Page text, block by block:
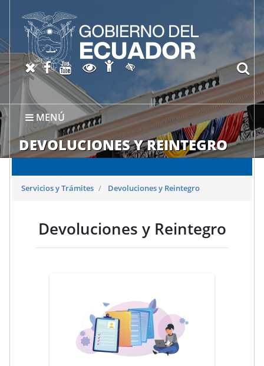
MENÚ
DEVOLUCIONES Y REINTEGRO
X oficial del SRI
Facebook oficial SRI
Canal del SRI en YouTube
Abrir página de
Abrir página de
Activar/quitar contraste
Servicios y Trámites Devoluciones y Reintegro
Devoluciones y Reintegro